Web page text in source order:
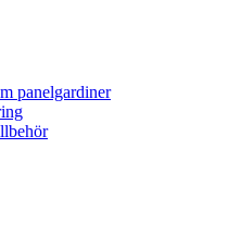
panelgardiner